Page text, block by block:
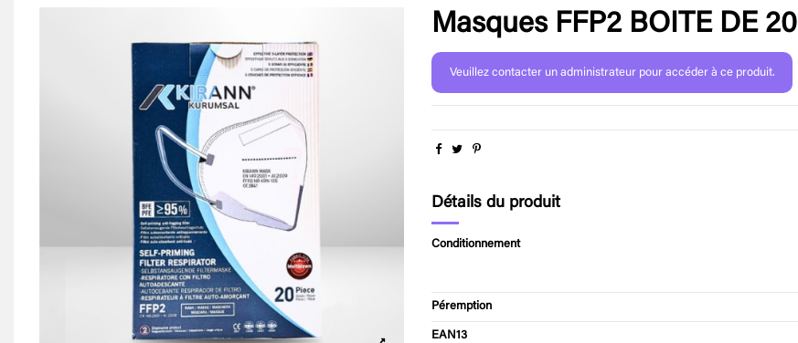
Masques FFP2 BOITE DE 20
Veuillez contacter un administrateur pour accéder à ce produit.
Détails du produit
Conditionnement
Péremption
EAN13